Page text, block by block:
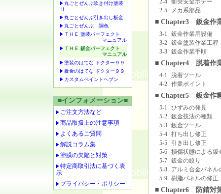
丸ごとぜんぶ吹き付け塗装
Ⅱ
丸ごとぜんぶ引き出し板金
丸ごとぜんぶ 調色
ＴＨＥ 塗装パーフェクト
マニュアル
ＴＨＥ 鈑金パーフェクト
マニュアル
塗装のはてな ドクター９９
板金のはてな ドクター９９
カスタムペイントヘブン
■インフォメーション■
ご注文方法など
商品取扱上の注意事項
よくあるご質問
解説コラム集
塗膜の欠陥と対策
特定商取引法に基づく表
示
プライバシー・ポリシー
2-4
衝突安全ボデー
2-5
メカ系部品
■ Chapter3 鈑金作
3-1
鈑金作業用設備
3-2
鈑金塗装作業工程
3-3
鈑金作業手順
■ Chapter4 脱着作
4-1
脱着ツール
4-2
作業ポイント
■ Chapter5 鈑金作
5-1
ひずみの発見
5-2
鈑金技法の種類
5-3
鈑金ツール
5-4
打ち出し修正
5-5
引き出し修正
5-6
損傷状態による鈑
5-7
鈑金の絞り
5-8
アルミ合金パネル
5-9
樹脂パネルの修正
■ Chapter6 防錆対